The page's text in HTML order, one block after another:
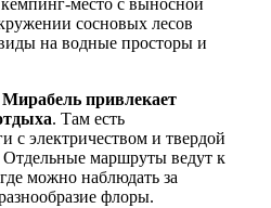
место с выносной
сосновых лесов
на водные просторы и
привлекает
. Там есть
с электричеством и твердой
Отдельные маршруты ведут к
можно наблюдать за
флоры.